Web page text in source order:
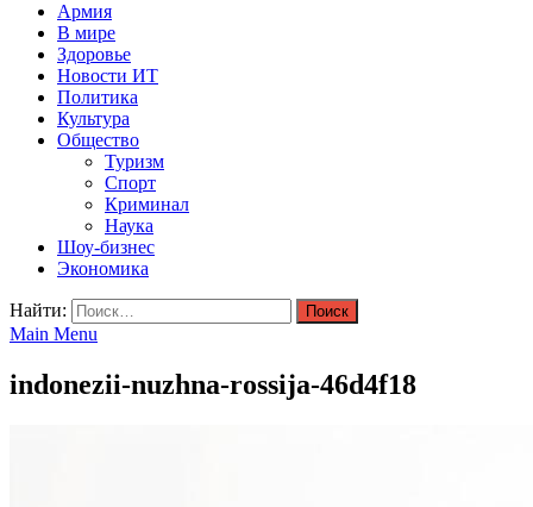
Армия
В мире
Здоровье
Новости ИТ
Политика
Культура
Общество
Туризм
Спорт
Криминал
Наука
Шоу-бизнес
Экономика
Найти:
Main Menu
indonezii-nuzhna-rossija-46d4f18